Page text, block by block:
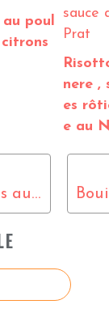
au poul
nere ,
es
e au
verrine de féves , gressins au jambon fumé